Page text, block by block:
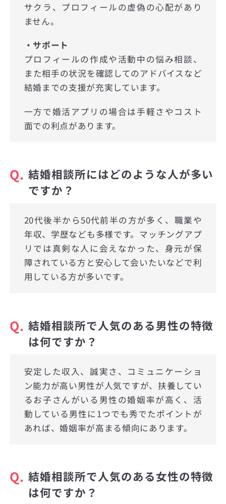
サクラ、プロフィールの虚偽の心配があり
ません。
・サポート
プロフィールの作成や活動中の悩み相談、
また相手の状況を確認してのアドバイスなど
結婚までの支援が充実しています。
一方で婚活アプリの場合は手軽さやコスト
面での利点があります。
Q. 結婚相談所にはどのような人が多い
ですか？
20代後半から50代前半の方が多く、職業や
年収、学歴なども多様です。マッチングアプ
リでは真剣な人に会えなかった、身元が保
障されている方と安心して会いたいなどで利
用している方が多いです。
Q. 結婚相談所で人気のある男性の特徴
は何ですか？
安定した収入、誠実さ、コミュニケーショ
ン能力が高い男性が人気ですが、扶養してい
るお子さんがいる男性の婚姻率が高く、活
動している男性に1つでも秀でたポイントが
あれば、婚姻率が高まる傾向にあります。
Q. 結婚相談所で人気のある女性の特徴
は何ですか？